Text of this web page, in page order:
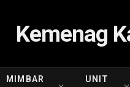
Kemenag
MIMBAR
UNIT